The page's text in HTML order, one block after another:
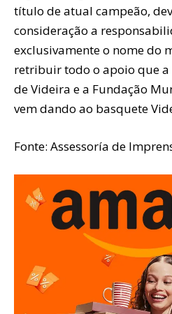
título de atual campeão,
consideração a
exclusivamente o nome do
retribuir todo o apoio que
de Videira e a Fundação
vem dando ao basquete
Fonte: Assessoría de